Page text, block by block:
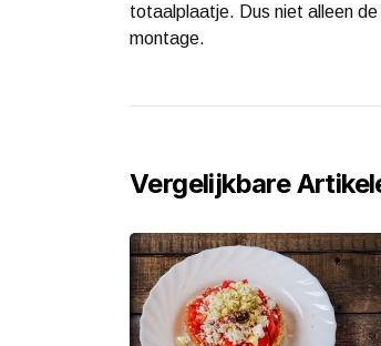
totaalplaatje. Dus niet alleen
montage.
Vergelijkbare